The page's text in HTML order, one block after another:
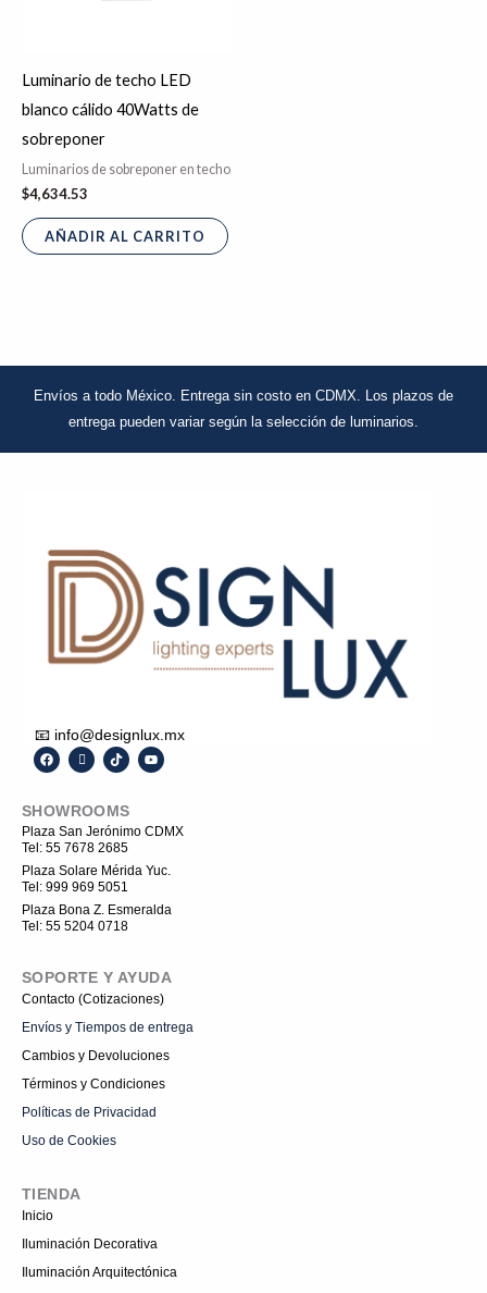
Luminario de techo LED
blanco cálido 40Watts de
sobreponer
Luminarios de sobreponer en techo
$4,634.53
AÑADIR AL CARRITO
Envíos a todo México. Entrega sin costo en CDMX. Los plazos de
entrega pueden variar según la selección de luminarios.
📧 info@designlux.mx
F
a
b
o
o
k
I
c
-
i
n
s
t
a
g
r
a
m
T
i
o
k
Y
o
b
e
SHOWROOMS
Plaza San Jerónimo CDMX
Tel: 55 7678 2685
Plaza Solare Mérida Yuc.
Tel: 999 969 5051
Plaza Bona Z. Esmeralda
Tel: 55 5204 0718
SOPORTE Y AYUDA
Contacto (Cotizaciones)
Envíos y Tiempos de entrega
Cambios y Devoluciones
Términos y Condiciones
Políticas de Privacidad
Uso de Cookies
TIENDA
Inicio
Iluminación Decorativa
Iluminación Arquitectónica